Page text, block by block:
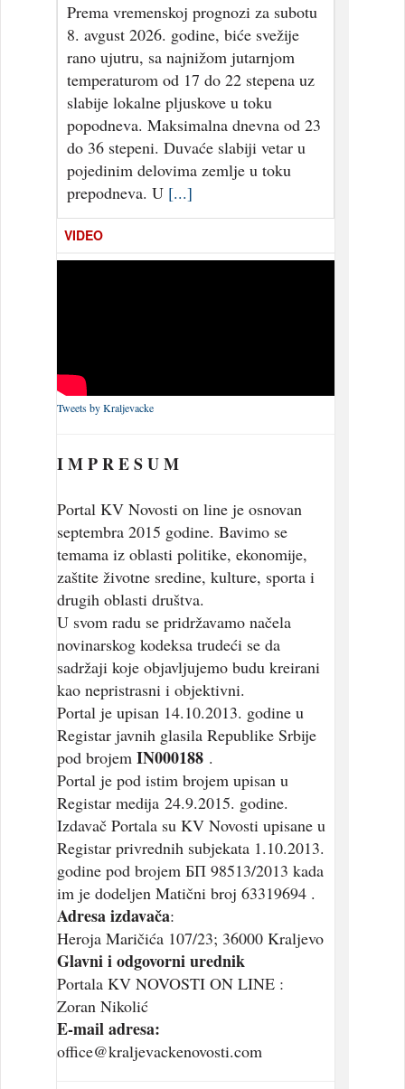
Prema vremenskoj prognozi za subotu
8. avgust 2026. godine, biće svežije
rano ujutru, sa najnižom jutarnjom
temperaturom od 17 do 22 stepena uz
slabije lokalne pljuskove u toku
popodneva. Maksimalna dnevna od 23
do 36 stepeni. Duvaće slabiji vetar u
pojedinim delovima zemlje u toku
prepodneva. U [...]
VIDEO
Tweets by Kraljevacke
I M P R E S U M
Portal KV Novosti on line je osnovan
septembra 2015 godine. Bavimo se
temama iz oblasti politike, ekonomije,
zaštite životne sredine, kulture, sporta i
drugih oblasti društva.
U svom radu se pridržavamo načela
novinarskog kodeksa trudeći se da
sadržaji koje objavljujemo budu kreirani
kao nepristrasni i objektivni.
Portal je upisan 14.10.2013. godine u
Registar javnih glasila Republike Srbije
pod brojemIN000188 .
Portal je pod istim brojem upisan u
Registar medija 24.9.2015. godine.
Izdavač Portala su KV Novosti upisane u
Registar privrednih subjekata 1.10.2013.
godine pod brojem БП 98513/2013 kada
im je dodeljen Matični broj 63319694 .
Adresa izdavača:
Heroja Maričića 107/23; 36000 Kraljevo
Glavni i odgovorni urednik
Portala KV NOVOSTI ON LINE :
Zoran Nikolić
E-mail adresa:
office@kraljevackenovosti.com